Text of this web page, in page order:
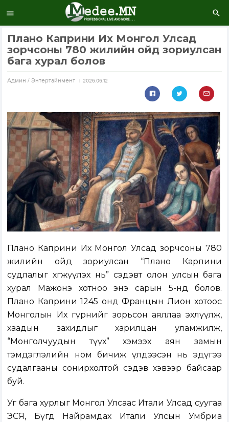
Плано Каприни Их Монгол Улсад
зорчсоны 780 жилийн ойд зориулсан
бага хурал болов
Aдмин / Энтертайнмент 2026.06.12
Плано Каприни Их Монгол Улсад зорчсоны 780
жилийн ойд зориулсан “Плано Карпини
судлалыг хөгжүүлэх нь” сэдэвт олон улсын бага
хурал Мажонэ хотноо энэ сарын 5-нд болов.
Плано Каприни 1245 онд Францын Лион хотоос
Монголын Их гүрнийг зорьсон аяллаа эхлүүлж,
хаадын захидлыг харилцан уламжилж,
“Монголчуудын түүх” хэмээх аян замын
тэмдэглэлийн ном бичиж үлдээсэн нь эдүгээ
судалгааны сонирхолтой сэдэв хэвээр байсаар
буй.
Уг бага хурлыг Монгол Улсаас Итали Улсад суугаа
ЭСЯ, Бүгд Найрамдах Итали Улсын Умбриа